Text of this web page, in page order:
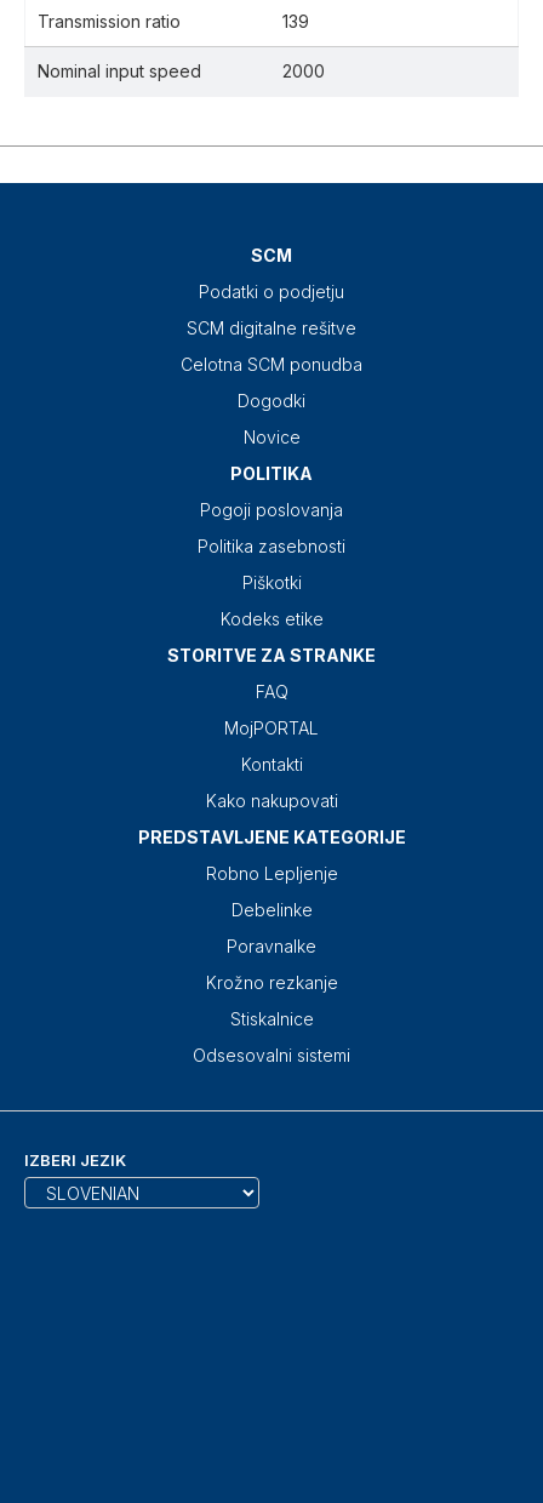
Transmission ratio 139
Nominal input speed 2000
SCM
Podatki o podjetju
SCM digitalne rešitve
Celotna SCM ponudba
Dogodki
Novice
POLITIKA
Pogoji poslovanja
Politika zasebnosti
Piškotki
Kodeks etike
STORITVE ZA STRANKE
FAQ
MojPORTAL
Kontakti
Kako nakupovati
PREDSTAVLJENE KATEGORIJE
Robno Lepljenje
Debelinke
Poravnalke
Krožno rezkanje
Stiskalnice
Odsesovalni sistemi
IZBERI JEZIK